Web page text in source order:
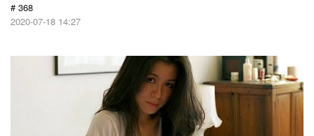
# 368
2020-07-18 14:27